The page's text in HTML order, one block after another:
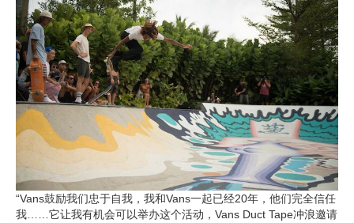
“Vans鼓励我们忠于自我，我和Vans一起已经20年，他们完全信任
我……它让我有机会可以举办这个活动，Vans Duct Tape冲浪邀请